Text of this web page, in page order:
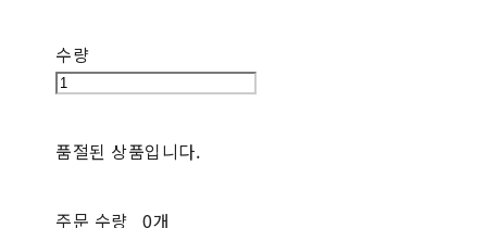
수량
품절된 상품입니다.
주문 수량 0개